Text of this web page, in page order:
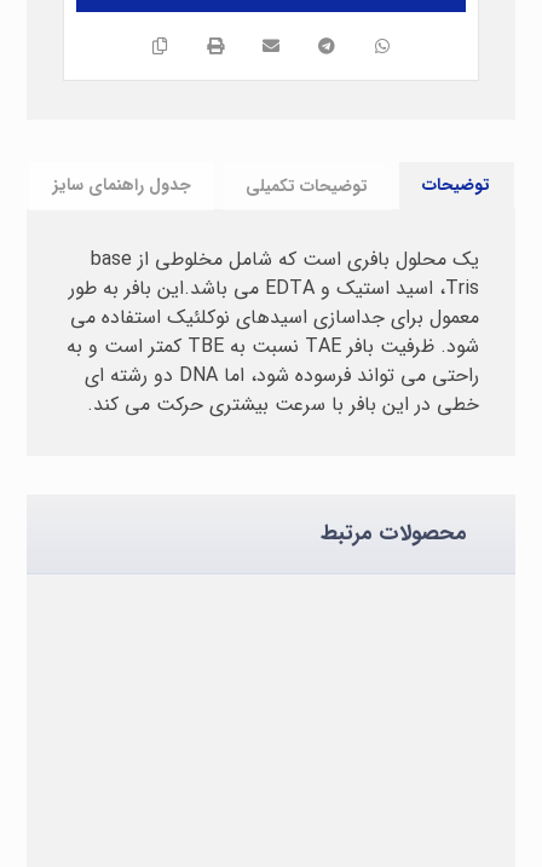
توضیحات توضیحات تکمیلی جدول راهنمای سایز
یک محلول بافری است که شامل مخلوطی از base
Tris، اسید استیک و EDTA می باشد.این بافر به طور
معمول برای جداسازی اسیدهای نوکلئیک استفاده می
شود. ظرفیت بافر TAE نسبت به TBE کمتر است و به
راحتی می تواند فرسوده شود، اما DNA دو رشته ای
خطی در این بافر با سرعت بیشتری حرکت می کند.
محصولات مرتبط